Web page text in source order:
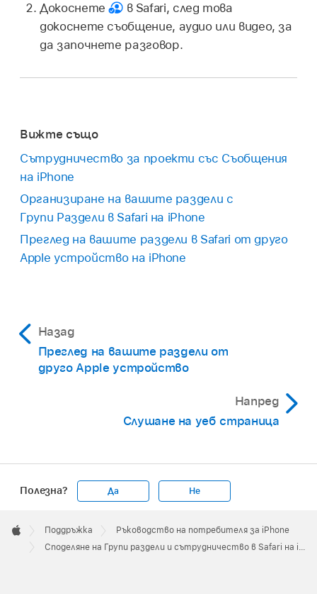
Докоснете
в Safari, след това
докоснете съобщение, аудио или видео, за
да започнете разговор.
Вижте също
Сътрудничество за проекти със Съобщения
на iPhone
Организиране на вашите раздели с
Групи Раздели в Safari на iPhone
Преглед на вашите раздели в Safari от друго
Apple устройство на iPhone
Назад
Преглед на вашите раздели от
друго Apple устройство
Напред
Слушане на уеб страница
Полезна? Да Не
Footer

Apple
Поддръжка
Ръководство на потребителя за iPhone
Споделяне на Групи раздели и сътрудничество в Safari на iPhone